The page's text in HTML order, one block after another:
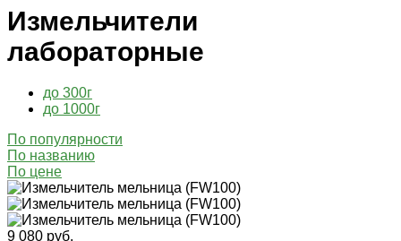
Измельчители
лабораторные
до 300г
до 1000г
По популярности
По названию
По цене
9 080 руб.